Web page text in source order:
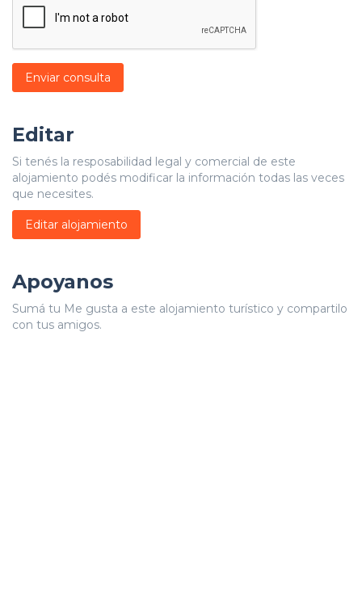
Enviar consulta
Editar
Si tenés la resposabilidad legal y comercial de este
alojamiento podés modificar la información todas las veces
que necesites.
Editar alojamiento
Apoyanos
Sumá tu Me gusta a este alojamiento turístico y compartilo
con tus amigos.